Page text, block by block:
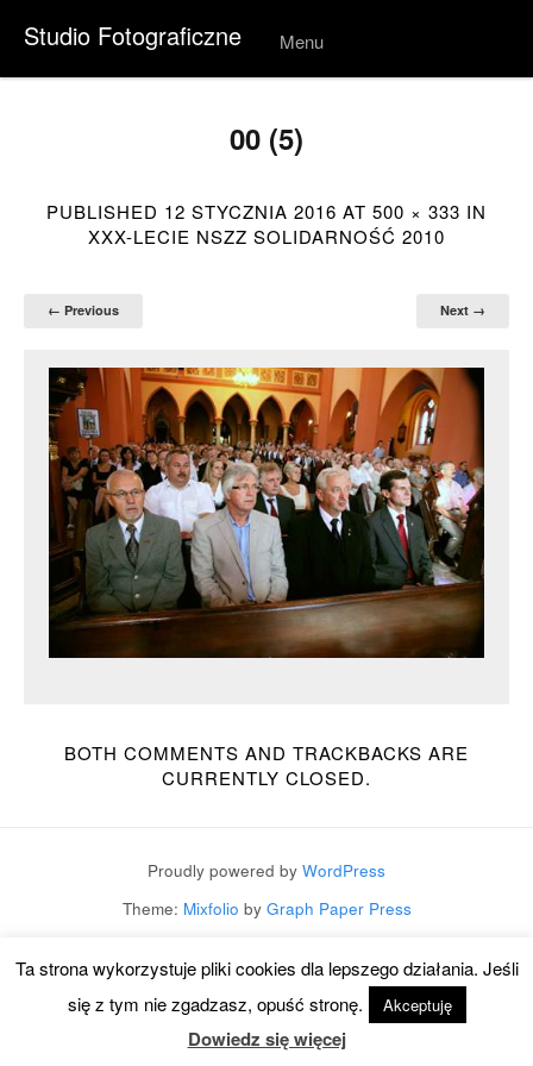
Studio Fotograficzne Menu
Skip to
00 (5)
PUBLISHED 12 STYCZNIA 2016 AT 500 × 333 IN
XXX-LECIE NSZZ SOLIDARNOŚĆ 2010
← Previous Next →
BOTH COMMENTS AND TRACKBACKS ARE
CURRENTLY CLOSED.
Proudly powered by WordPress
Theme: Mixfolio by Graph Paper Press
Ta strona wykorzystuje pliki cookies dla lepszego działania. Jeśli
się z tym nie zgadzasz, opuść stronę.
Akceptuję
Dowiedz się więcej